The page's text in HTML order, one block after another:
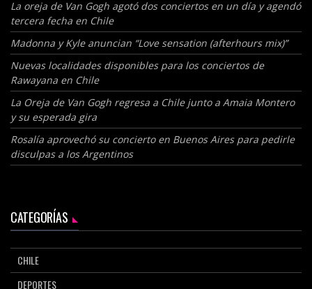
La oreja de Van Gogh agotó dos conciertos en un día y agendó
tercera fecha en Chile
Madonna y Kyle anuncian “Love sensation (afterhours mix)”
Nuevas localidades disponibles para los conciertos de
Rawayana en Chile
La Oreja de Van Gogh regresa a Chile junto a Amaia Montero
y su esperada gira
Rosalía aprovechó su concierto en Buenos Aires para pedirle
disculpas a los Argentinos
CATEGORÍAS
CHILE
DEPORTES